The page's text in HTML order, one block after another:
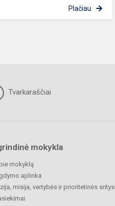
Plačiau
Tvarkaraščiai
mokykla
mokyklą
aplinka
misija, vertybės ir prioritetinės sritys